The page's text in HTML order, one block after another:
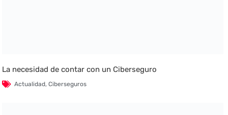
La necesidad de contar con un Ciberseguro
Actualidad,Ciberseguros